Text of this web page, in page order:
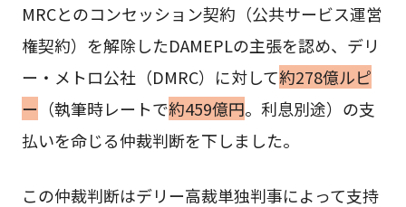
MRCとのコンセッション契約（公共サービス運営
権契約）を解除したDAMEPLの主張を認め、デリ
ー・メトロ公社（DMRC）に対して約278億ルピ
ー （執筆時レートで約459億円。利息別途）の支
払いを命じる仲裁判断を下しました。
この仲裁判断はデリー高裁単独判事によって支持